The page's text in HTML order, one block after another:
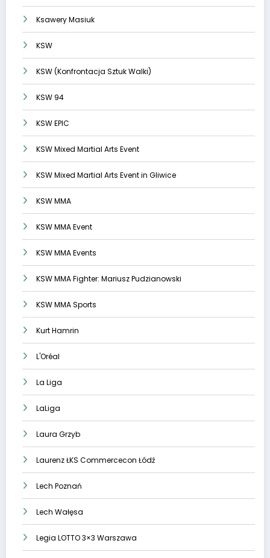
Ksawery Masiuk
KSW
KSW (Konfrontacja Sztuk Walki)
KSW 94
KSW EPIC
KSW Mixed Martial Arts Event
KSW Mixed Martial Arts Event in Gliwice
KSW MMA
KSW MMA Event
KSW MMA Events
KSW MMA Fighter: Mariusz Pudzianowski
KSW MMA Sports
Kurt Hamrin
L'Oréal
La Liga
LaLiga
Laura Grzyb
Laurenz ŁKS Commercecon Łódź
Lech Poznań
Lech Wałęsa
Legia LOTTO 3×3 Warszawa